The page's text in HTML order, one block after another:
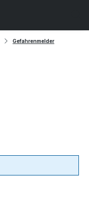
Gefahrenmelder